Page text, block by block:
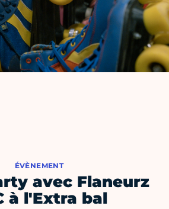
ÉVÈNEMENT
avec Flaneurz
à l'Extra bal